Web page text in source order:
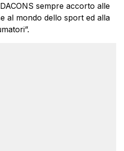
sempre accorto alle
al mondo dello sport ed alla